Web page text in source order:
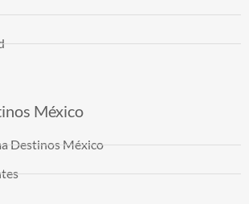
México
Destinos México